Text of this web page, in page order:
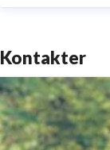
Kontakter